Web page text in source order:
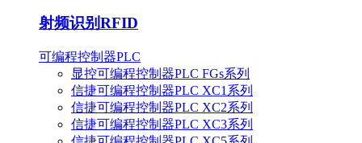
射频识别RFID
可编程控制器PLC
显控可编程控制器PLC FGs系列
信捷可编程控制器PLC XC1系列
信捷可编程控制器PLC XC2系列
信捷可编程控制器PLC XC3系列